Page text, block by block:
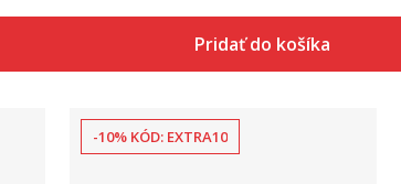
Pridať do košíka
-10% KÓD: EXTRA10